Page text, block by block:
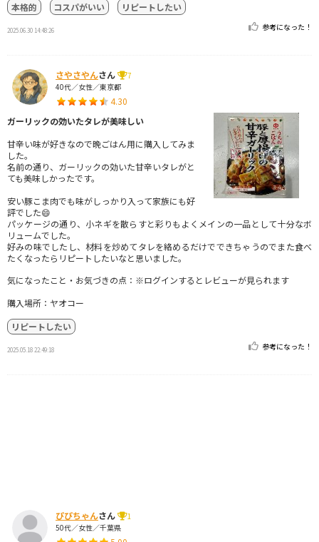
本格的 コスパがいい リピートしたい
2025.06.30 14:48:26 参考になった！
さやさやんさん
7
40代／女性／東京都
4.30
ガーリックの効いたタレが美味しい
甘辛い味が好きなので晩ごはん用に購入してみま
した。
名前の通り、ガーリックの効いた甘辛いタレがと
ても美味しかったです。
安い豚こま肉でも味がしっかり入って家族にも好
評でした😄
パッケージの通り、小ネギを散らすと彩りもよくメインの一品として十分なボ
リュームでした。
好みの味でしたし、材料を炒めてタレを絡めるだけでできちゃうのでまた食べ
たくなったらリピートしたいなと思いました。
気になったこと・お気づきの点：※ログインするとレビューが見られます
購入場所：ヤオコー
リピートしたい
2025.05.18 22:49:18 参考になった！
ぴぴちゃんさん
1
50代／女性／千葉県